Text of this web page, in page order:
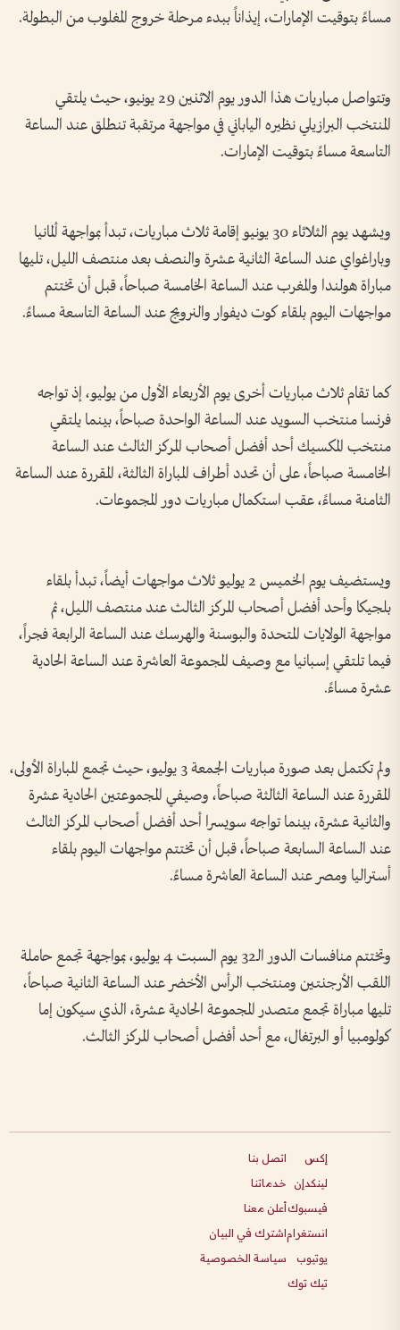
مساءً بتوقيت الإمارات، إيذاناً ببدء مرحلة خروج المغلوب من البطولة.
وتتواصل مباريات هذا الدور يوم الاثنين 29 يونيو، حيث يلتقي
المنتخب البرازيلي نظيره الياباني في مواجهة مرتقبة تنطلق عند الساعة
التاسعة مساءً بتوقيت الإمارات.
ويشهد يوم الثلاثاء 30 يونيو إقامة ثلاث مباريات، تبدأ بمواجهة ألمانيا
وباراغواي عند الساعة الثانية عشرة والنصف بعد منتصف الليل، تليها
مباراة هولندا والمغرب عند الساعة الخامسة صباحاً، قبل أن تختتم
مواجهات اليوم بلقاء كوت ديفوار والنرويج عند الساعة التاسعة مساءً.
كما تقام ثلاث مباريات أخرى يوم الأربعاء الأول من يوليو، إذ تواجه
فرنسا منتخب السويد عند الساعة الواحدة صباحاً، بينما يلتقي
منتخب المكسيك أحد أفضل أصحاب المركز الثالث عند الساعة
الخامسة صباحاً، على أن تحدد أطراف المباراة الثالثة، المقررة عند الساعة
الثامنة مساءً، عقب استكمال مباريات دور المجموعات.
ويستضيف يوم الخميس 2 يوليو ثلاث مواجهات أيضاً، تبدأ بلقاء
بلجيكا وأحد أفضل أصحاب المركز الثالث عند منتصف الليل، ثم
مواجهة الولايات المتحدة والبوسنة والهرسك عند الساعة الرابعة فجراً،
فيما تلتقي إسبانيا مع وصيف المجموعة العاشرة عند الساعة الحادية
عشرة مساءً.
ولم تكتمل بعد صورة مباريات الجمعة 3 يوليو، حيث تجمع المباراة الأولى،
المقررة عند الساعة الثالثة صباحاً، وصيفي المجموعتين الحادية عشرة
والثانية عشرة، بينما تواجه سويسرا أحد أفضل أصحاب المركز الثالث
عند الساعة السابعة صباحاً، قبل أن تختتم مواجهات اليوم بلقاء
أستراليا ومصر عند الساعة العاشرة مساءً.
وتختتم منافسات الدور الـ32 يوم السبت 4 يوليو، بمواجهة تجمع حاملة
اللقب الأرجنتين ومنتخب الرأس الأخضر عند الساعة الثانية صباحاً،
تليها مباراة تجمع متصدر المجموعة الحادية عشرة، الذي سيكون إما
كولومبيا أو البرتغال، مع أحد أفضل أصحاب المركز الثالث.
إكس
لينكدإن
فيسبوك
انستغرام
يوتيوب
تيك توك
اتصل بنا
خدماتنا
أعلن معنا
اشترك في البيان
سياسة الخصوصية